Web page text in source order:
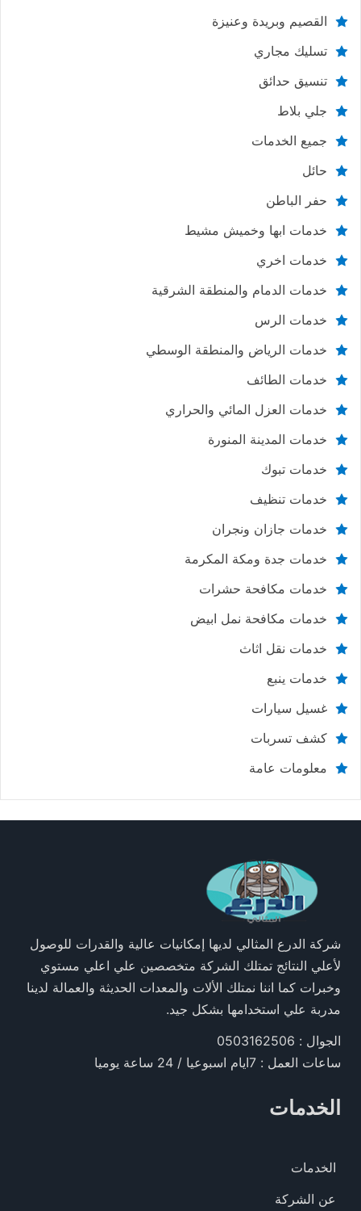
القصيم وبريدة وعنيزة
تسليك مجاري
تنسيق حدائق
جلي بلاط
جميع الخدمات
حائل
حفر الباطن
خدمات ابها وخميش مشيط
خدمات اخري
خدمات الدمام والمنطقة الشرقية
خدمات الرس
خدمات الرياض والمنطقة الوسطي
خدمات الطائف
خدمات العزل المائي والحراري
خدمات المدينة المنورة
خدمات تبوك
خدمات تنظيف
خدمات جازان ونجران
خدمات جدة ومكة المكرمة
خدمات مكافحة حشرات
خدمات مكافحة نمل ابيض
خدمات نقل اثاث
خدمات ينبع
غسيل سيارات
كشف تسربات
معلومات عامة
شركة الدرع المثالي لديها إمكانيات عالية والقدرات للوصول
لأعلي النتائج تمتلك الشركة متخصصين علي اعلي مستوي
وخبرات كما اننا نمتلك الألات والمعدات الحديثة والعمالة لدينا
مدربة علي استخدامها بشكل جيد.
الجوال : 0503162506
ساعات العمل : 7ايام اسبوعيا / 24 ساعة يوميا
الخدمات
الخدمات
عن الشركة